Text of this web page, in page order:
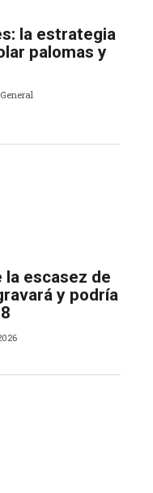
la estrategia
palomas y
la escasez de
y podría